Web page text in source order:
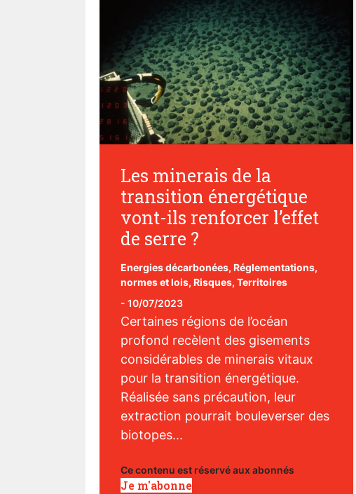
Les minerais de la
transition énergétique
vont-ils renforcer l’effet
de serre ?
Energies décarbonées, Réglementations,
normes et lois, Risques, Territoires
- 10/07/2023
Certaines régions de l’océan
profond recèlent des gisements
considérables de minerais vitaux
pour la transition énergétique.
Réalisée sans précaution, leur
extraction pourrait bouleverser des
biotopes...
Ce contenu est réservé aux abonnés
Je m'abonne